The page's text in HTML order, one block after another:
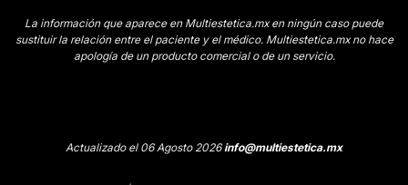
La información que aparece en Multiestetica.mx en ningún caso puede
sustituir la relación entre el paciente y el médico. Multiestetica.mx no hace
apología de un producto comercial o de un servicio.
Actualizado el 06 Agosto 2026info@multiestetica.mx